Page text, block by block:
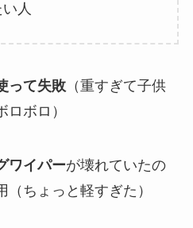
人
って失敗（重すぎて子供
ボロ）
ワイパーが壊れていたの
ちょっと軽すぎた）